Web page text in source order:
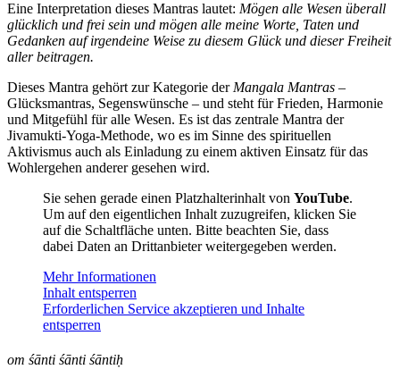
Eine Interpretation dieses Mantras lautet: Mögen alle Wesen überall
glücklich und frei sein und mögen alle meine Worte, Taten und
Gedanken auf irgendeine Weise zu diesem Glück und dieser Freiheit
aller beitragen.
Dieses Mantra gehört zur Kategorie der Mangala Mantras –
Glücksmantras, Segenswünsche – und steht für Frieden, Harmonie
und Mitgefühl für alle Wesen. Es ist das zentrale Mantra der
Jivamukti-Yoga-Methode, wo es im Sinne des spirituellen
Aktivismus auch als Einladung zu einem aktiven Einsatz für das
Wohlergehen anderer gesehen wird.
Sie sehen gerade einen Platzhalterinhalt von YouTube.
Um auf den eigentlichen Inhalt zuzugreifen, klicken Sie
auf die Schaltfläche unten. Bitte beachten Sie, dass
dabei Daten an Drittanbieter weitergegeben werden.
Mehr Informationen
Inhalt entsperren
Erforderlichen Service akzeptieren und Inhalte
entsperren
om śānti śānti śāntiḥ